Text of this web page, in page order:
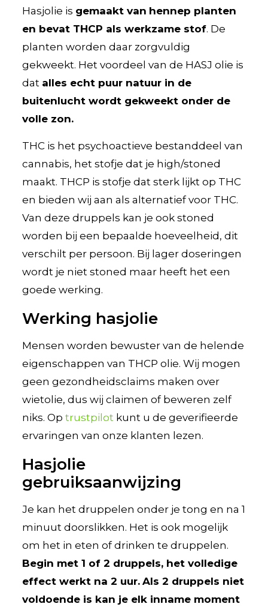
Hasjolie is gemaakt van hennep planten
en bevat THCP als werkzame stof. De
planten worden daar zorgvuldig
gekweekt. Het voordeel van de HASJ olie is
dat alles echt puur natuur in de
buitenlucht wordt gekweekt onder de
volle zon.
THC is het psychoactieve bestanddeel van
cannabis, het stofje dat je high/stoned
maakt. THCP is stofje dat sterk lijkt op THC
en bieden wij aan als alternatief voor THC.
Van deze druppels kan je ook stoned
worden bij een bepaalde hoeveelheid, dit
verschilt per persoon. Bij lager doseringen
wordt je niet stoned maar heeft het een
goede werking.
Werking hasjolie
Mensen worden bewuster van de helende
eigenschappen van THCP olie. Wij mogen
geen gezondheidsclaims maken over
wietolie, dus wij claimen of beweren zelf
niks. Op trustpilot kunt u de geverifieerde
ervaringen van onze klanten lezen.
Hasjolie
gebruiksaanwijzing
Je kan het druppelen onder je tong en na 1
minuut doorslikken. Het is ook mogelijk
om het in eten of drinken te druppelen.
Begin met 1 of 2 druppels, het volledige
effect werkt na 2 uur. Als 2 druppels niet
voldoende is kan je elk inname moment